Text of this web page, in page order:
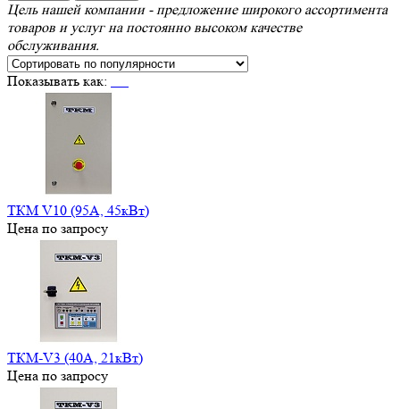
Цель нашей компании - предложение широкого ассортимента
товаров и услуг на постоянно высоком качестве
обслуживания.
Показывать как:
ТКМ V10 (95А, 45кВт)
Цена по запросу
ТКМ-V3 (40А, 21кВт)
Цена по запросу